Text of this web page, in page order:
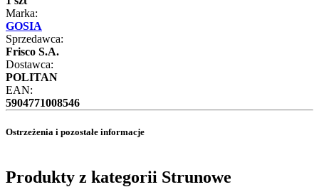
Marka:
GOSIA
Sprzedawca:
Frisco S.A.
Dostawca:
POLITAN
EAN:
5904771008546
Ostrzeżenia i pozostałe informacje
Produkty z kategorii Strunowe